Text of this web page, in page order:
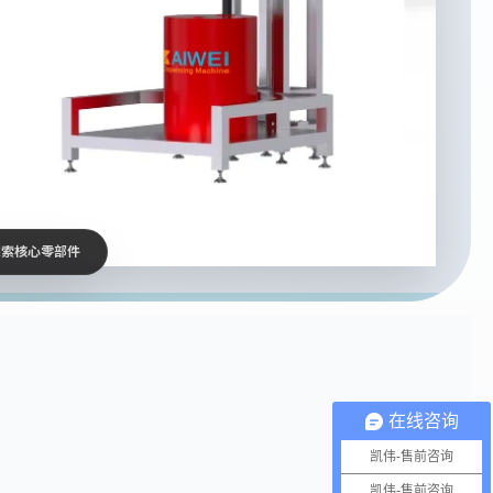
核心零部件
在线咨询
凯伟-售前咨询